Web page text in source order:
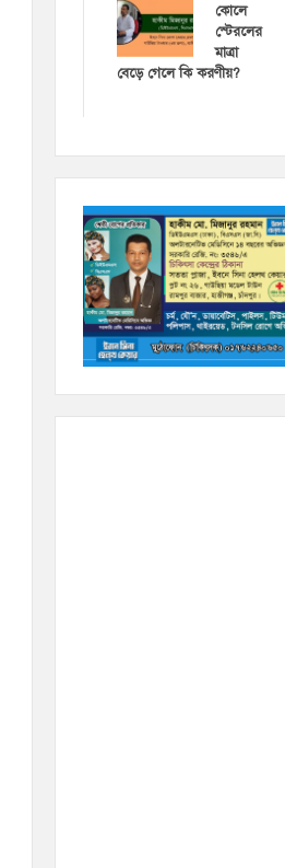
কোলে
স্টেরলের
মাত্রা
বেড়ে গেলে কি করণীয়?